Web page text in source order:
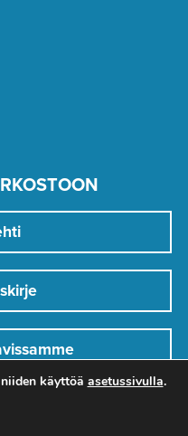
käyttöä asetussivulla.